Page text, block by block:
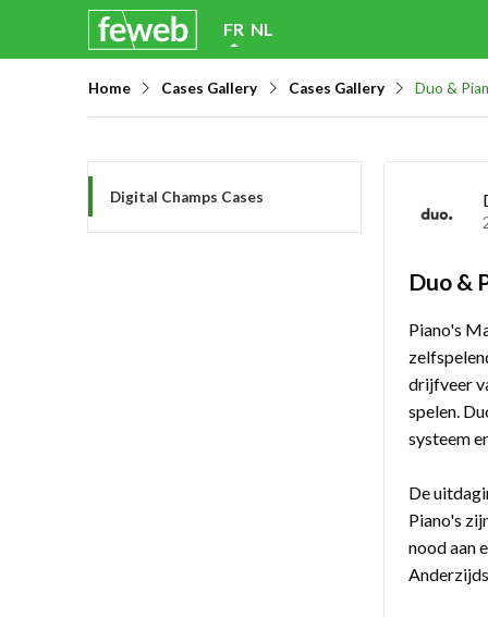
navigation
FR NL
Home Cases Gallery Cases Gallery Duo &
Digital Champs Cases
Duo &
Piano's
drijfveer
spelen.
systeem
De
Piano's
nood aan